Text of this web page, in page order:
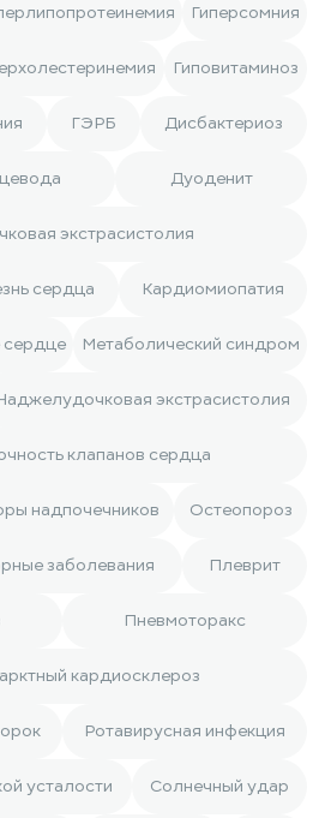
Гиперсомния
Гиповитаминоз
ГЭРБ Дисбактериоз
Дуоденит
экстрасистолия
сердца Кардиомиопатия
сердце Метаболический синдром
экстрасистолия
клапанов сердца
надпочечников Остеопороз
заболевания Плеврит
Пневмоторакс
кардиосклероз
Ротавирусная инфекция
усталости Солнечный удар